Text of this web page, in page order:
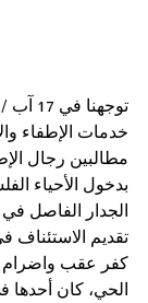
خدمات الإطفاء
مطالبين رجال
بدخول الأحياء
الجدار الفاصل
تقديم
كفر عقب واضرام
الحي، كان